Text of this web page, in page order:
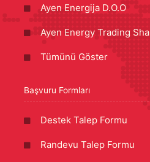
Ayen Energija D.O.O
Ayen Energy Trading Sha
Tümünü Göster
Başvuru Formları
Destek Talep Formu
Randevu Talep Formu